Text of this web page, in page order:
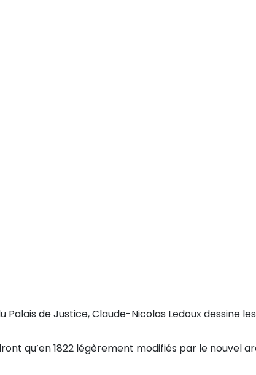
de Justice, Claude-Nicolas Ledoux dessine
qu’en 1822 légèrement modifiés par le nouvel